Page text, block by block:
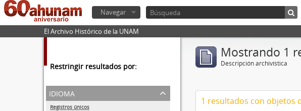
Navegar
El Archivo Histórico de la UNAM
Restringir resultados por:
idioma
Registros únicos
Mostrando 1
Descripción archivística
1 resultados con objetos